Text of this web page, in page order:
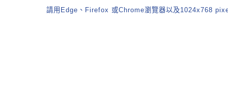
請用Edge、Firefox 或Chrome瀏覽器以及1024x768